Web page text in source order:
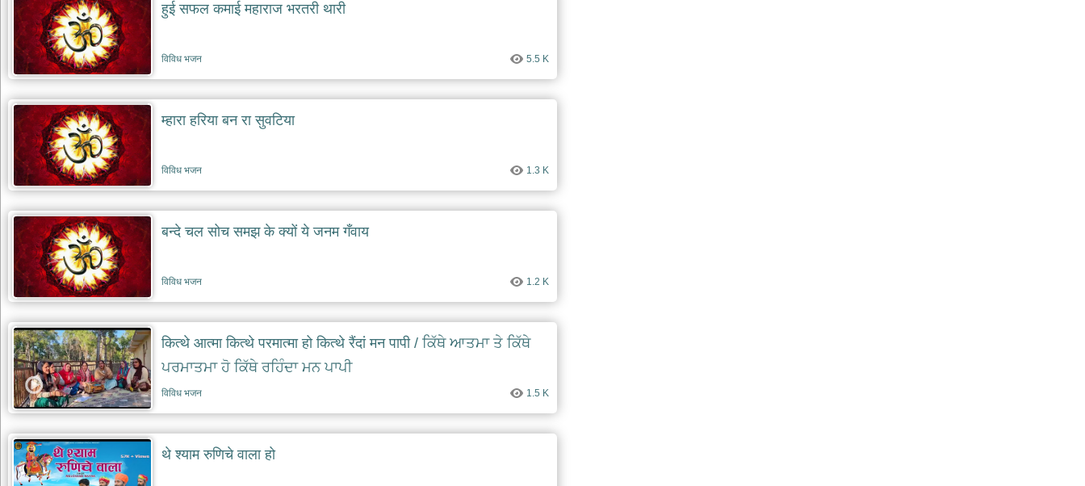
विष्णु
भजन
vishnu
bhajans
बाबा
बालक
नाथ
भजन
baba
balak
nath
bhajans
देश
भक्ति
भजन
patriotic
bhajans
खाटू
श्याम
भजन
khatu
shaym
bhajans
रानी
सती
भजन
rani
sati
dadi
bhajans
हुई सफल कमाई महाराज भरतरी थारी
विविध भजन 5.5 K
म्हारा हरिया बन रा सुवटिया
विविध भजन 1.3 K
बन्दे चल सोच समझ के क्यों ये जनम गँवाय
विविध भजन 1.2 K
कित्थे आत्मा कित्थे परमात्मा हो कित्थे रैंदां मन पापी / ਕਿੱਥੇ ਆਤਮਾ ਤੇ ਕਿੱਥੇ
ਪਰਮਾਤਮਾ ਹੋ ਕਿੱਥੇ ਰਹਿੰਦਾ ਮਨ ਪਾਪੀ
विविध भजन 1.5 K
थे श्याम रुणिचे वाला हो